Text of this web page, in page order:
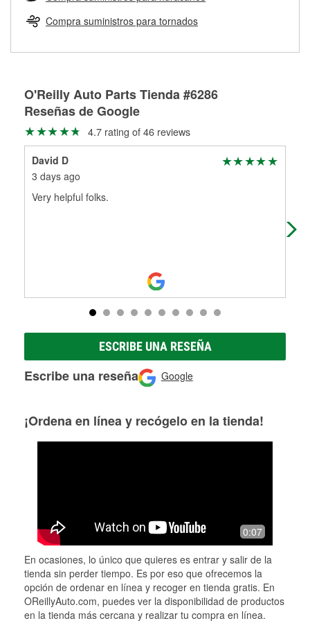
Herramientas de O'Reilly
pueden ser reutilizados, podemos ayudarte a encontrar las
partes de reemplazo correctas para tu reparación.
Rectificación de tambores y discos de freno
Compra suministros para tornados
O'Reilly Auto Parts Tienda #6286
Reseñas de Google
4.7 rating of 46 reviews
David D
3 days ago
Very helpful folks.
ESCRIBE UNA RESEÑA
Escribe una reseña Google
¡Ordena en línea y recógelo en la tienda!
0:07
En ocasiones, lo único que quieres es entrar y salir de la
tienda sin perder tiempo. Es por eso que ofrecemos la
opción de ordenar en línea y recoger en tienda gratis. En
OReillyAuto.com, puedes ver la disponibilidad de productos
en la tienda más cercana y realizar tu compra en línea.